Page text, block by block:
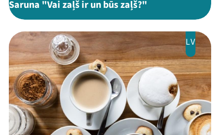
Saruna "Vai zaļš ir un būs zaļš?"
LV